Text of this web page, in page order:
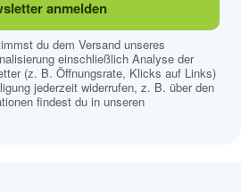
anmelden
du dem Versand unseres
einschließlich Analyse der
(z. B. Öffnungsrate, Klicks auf Links)
jederzeit widerrufen, z. B. über den
findest du in unseren